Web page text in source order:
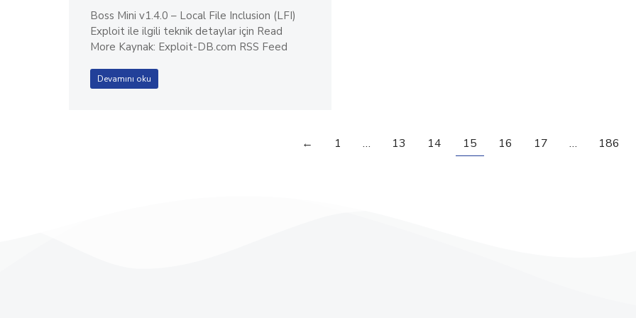
Boss Mini v1.4.0 – Local File Inclusion (LFI)
Exploit ile ilgili teknik detaylar için Read
More Kaynak: Exploit-DB.com RSS Feed
Devamını oku
← 1 … 13 14 15 16 17 … 186